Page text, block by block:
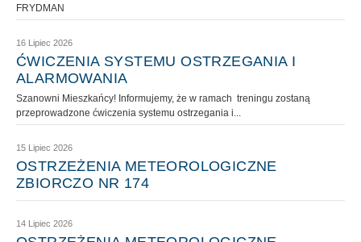
FRYDMAN
16 Lipiec 2026
ĆWICZENIA SYSTEMU OSTRZEGANIA I
ALARMOWANIA
Szanowni Mieszkańcy! Informujemy, że w ramach treningu zostaną
przeprowadzone ćwiczenia systemu ostrzegania i...
15 Lipiec 2026
OSTRZEŻENIA METEOROLOGICZNE
ZBIORCZO NR 174
14 Lipiec 2026